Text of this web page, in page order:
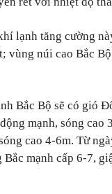
lạnh tăng cường
vùng núi cao Bắc
Bắc Bộ sẽ có gió
mạnh, sóng cao
cao 4-6m. Từ
mạnh cấp 6-7,